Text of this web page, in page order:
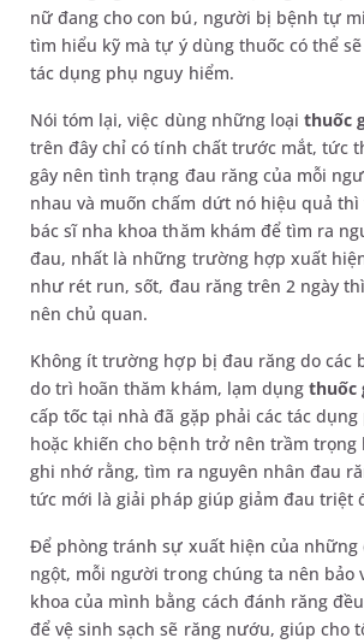
nữ đang cho con bú, người bị bệnh tự
tìm hiểu kỹ mà tự ý dùng thuốc có thể
tác dụng phụ nguy hiểm.
Nói tóm lại, việc dùng những loại thuốc
trên đây chỉ có tính chất trước mắt, tức
gây nên tình trạng đau răng của mỗi
nhau và muốn chấm dứt nó hiệu quả
bác sĩ nha khoa thăm khám để tìm ra
đau, nhất là những trường hợp xuất
như rét run, sốt, đau răng trên 2 ngày
nên chủ quan.
Không ít trường hợp bị đau răng do các
do trì hoãn thăm khám, lạm dụng thuốc
cấp tốc tại nhà đã gặp phải các tác
hoặc khiến cho bệnh trở nên trầm trọng
ghi nhớ rằng, tìm ra nguyên nhân đau
tức mới là giải pháp giúp giảm đau triệt
Để phòng tránh sự xuất hiện của những
ngột, mỗi người trong chúng ta nên bảo
khoa của mình bằng cách đánh răng
để vệ sinh sạch sẽ răng nướu, giúp cho